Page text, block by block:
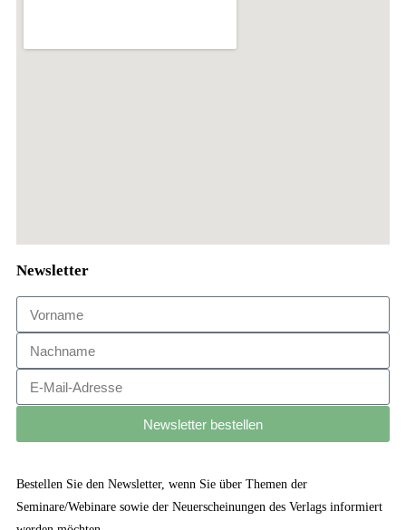
Newsletter
Newsletter bestellen
Bestellen Sie den Newsletter, wenn Sie über Themen der
Seminare/Webinare sowie der Neuerscheinungen des Verlags informiert